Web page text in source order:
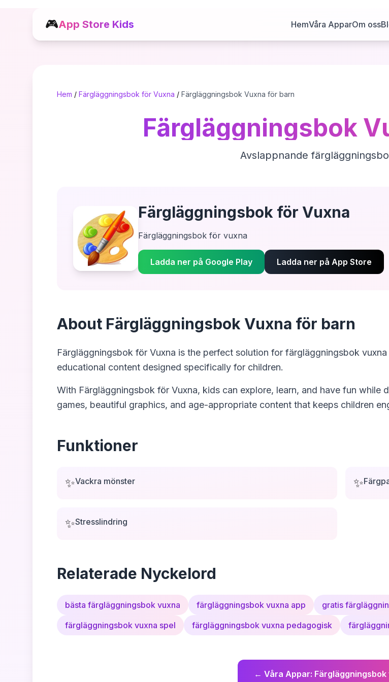
🎮App Store Kids HemVåra ApparOm oss
Hem / Färgläggningsbok för Vuxna / Färgläggningsbok Vuxna för barn
Färgläggningsbok
Avslappnande
Färgläggningsbok för Vuxna
Färgläggningsbok för vuxna
Ladda ner på Google Play Ladda ner på App Store
About Färgläggningsbok Vuxna för barn
Färgläggningsbok för Vuxna is the perfect solution for färgläggningsbok vuxna
educational content designed specifically for children.
With Färgläggningsbok för Vuxna, kids can explore, learn, and have fun while
games, beautiful graphics, and age-appropriate content that keeps children
Funktioner
✨Vackra mönster ✨
✨Stresslindring
Relaterade Nyckelord
bästa färgläggningsbok vuxna färgläggningsbok vuxna app gratis
färgläggningsbok vuxna spel
färgläggningsbok vuxna pedagogisk
← Våra Appar: